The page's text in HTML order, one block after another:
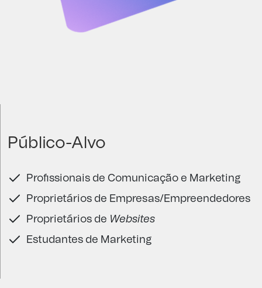
Público-Alvo
Profissionais de Comunicação e Marketing
Proprietários de Empresas/Empreendedores
Proprietários de Websites
Estudantes de Marketing